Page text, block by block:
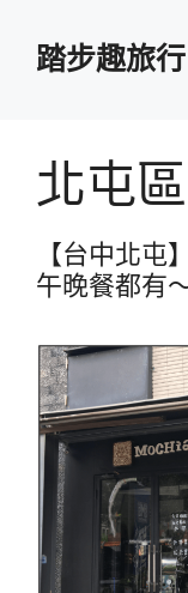
踏步趣旅行
北屯區
【台中北屯
午晚餐都有